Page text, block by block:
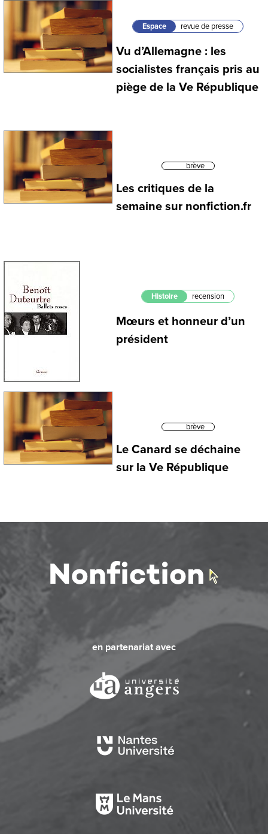
Espace revue de presse
Vu d’Allemagne : les
socialistes français pris au
piège de la Ve République
brève
Les critiques de la
semaine sur nonfiction.fr
Histoire recension
Mœurs et honneur d’un
président
brève
Le Canard se déchaine
sur la Ve République
en partenariat avec